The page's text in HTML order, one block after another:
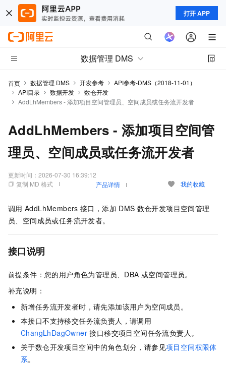
打开 APP
数据管理 DMS
首页 数据管理 DMS 开发参考
API参考-DMS（2018-11-01）
API目录
数据开发
数仓开发
AddLhMembers - 添加项目空间管理员、空间成员或任务流开发者
AddLhMembers - 添加项目空间管
理员、空间成员或任务流开发者
更新时间： 2026-07-30 16:39:12
复制 MD 格式
产品详情 我的收藏
调用 AddLhMembers 接口，添加 DMS 数仓开发项目空间管理
员、空间成员或任务流开发者。
接口说明
前提条件：您的用户角色为管理员、DBA 或空间管理员。
补充说明：
新增任务流开发者时，请先添加该用户为空间成员。
本接口不支持移交任务流负责人，请调用
ChangLhDagOwner 接口移交项目空间任务流负责人。
关于数仓开发项目空间中的角色划分，请参见项目空间权限体
系。